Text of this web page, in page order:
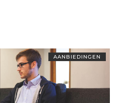
AANBIEDINGEN